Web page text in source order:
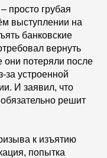
просто грубая
выступлении на
банковские
вернуть
потеряли после
за устроенной
И заявил, что
решит
к изъятию
попытка